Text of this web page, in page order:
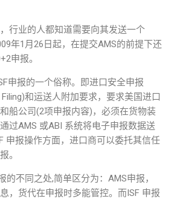
行业的人都知道需要向其发送一个
年1月26日起，在提交AMS的前提下还
申报。
申报的一个俗称。即进口安全申报
和运送人附加要求，要求美国进口
船公司(2项申报内容)，必须在货物装
过AMS 或ABI 系统将电子申报数据送
申报操作方面，进口商可以委托其信任
。
的不同之处,简单区分为：AMS申报，
，货代在申报时多能管控。而ISF 申报